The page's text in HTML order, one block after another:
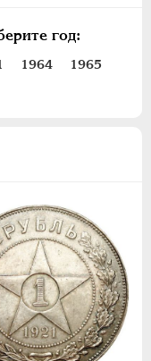
год:
1964
1965